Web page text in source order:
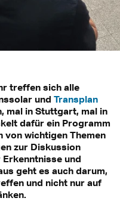
treffen sich alle
und Transplan
mal in Stuttgart, mal in
dafür ein Programm
wichtigen Themen
zur Diskussion
und
geht es auch darum,
und nicht nur auf